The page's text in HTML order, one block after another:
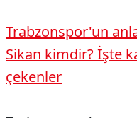
Trabzonspor'un
Sikan kimdir? İşte
çekenler